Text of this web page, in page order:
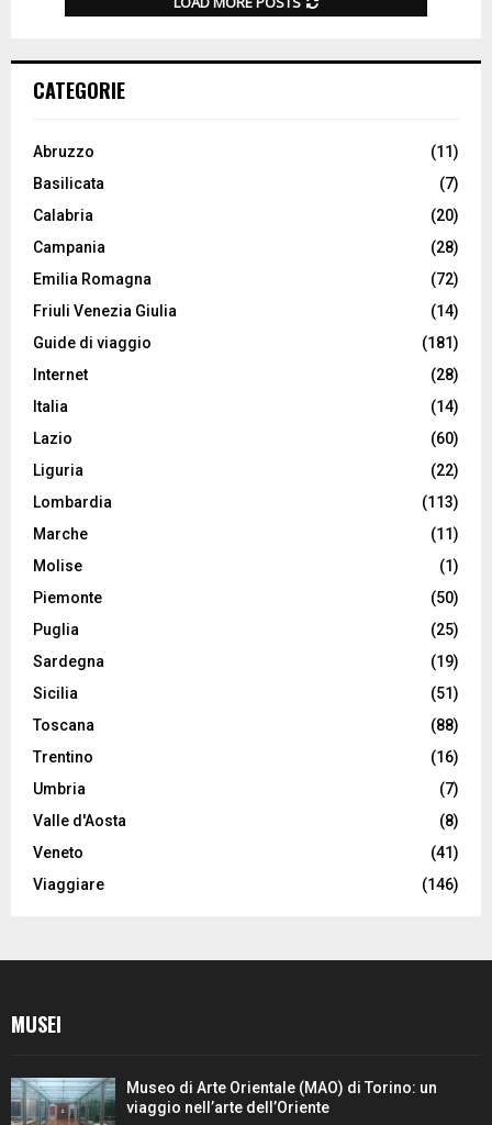
CATEGORIE
Abruzzo
(11)
Basilicata
(7)
Calabria
(20)
Campania
(28)
Emilia Romagna
(72)
Friuli Venezia Giulia
(14)
Guide di viaggio
(181)
Internet
(28)
Italia
(14)
Lazio
(60)
Liguria
(22)
Lombardia
(113)
Marche
(11)
Molise
(1)
Piemonte
(50)
Puglia
(25)
Sardegna
(19)
Sicilia
(51)
Toscana
(88)
Trentino
(16)
Umbria
(7)
Valle d'Aosta
(8)
Veneto
(41)
Viaggiare
(146)
MUSEI
Museo di Arte Orientale (MAO) di Torino: un
viaggio nell’arte dell’Oriente